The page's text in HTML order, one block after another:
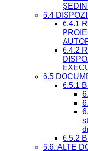
6.4
6.4.1
6.4.2
6.5
6.5.1
6.5.2
6.6. ALTE